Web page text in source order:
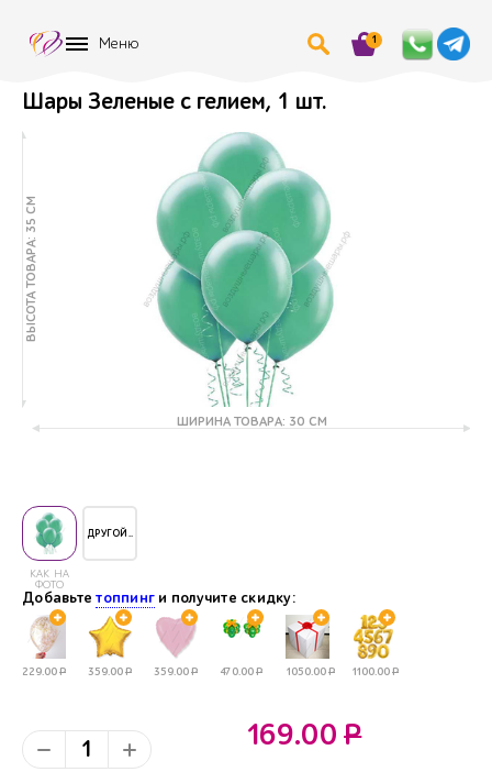
Меню 1
Шары Зеленые с гелием, 1 шт.
ВЫСОТА ТОВАРА: 35 СМ
ШИРИНА ТОВАРА: 30 СМ
КАК НА
ФОТО
ДРУГОЙ..
Добавьтетоппинг и получите скидку:
229.00Р 359.00Р 359.00Р 470.00Р 1050.00Р 1100.00Р
169.00 Р